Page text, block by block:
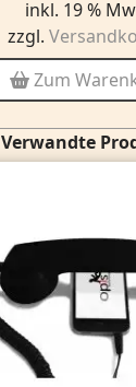
inkl. 19 %
zzgl.
Zum
Verwandte